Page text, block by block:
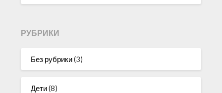
РУБРИКИ
Без рубрики(3)
Дети(8)